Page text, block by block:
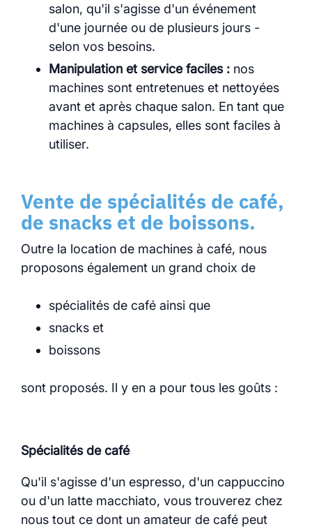
salon, qu'il s'agisse d'un événement
d'une journée ou de plusieurs jours -
selon vos besoins.
Manipulation et service faciles : nos
machines sont entretenues et nettoyées
avant et après chaque salon. En tant que
machines à capsules, elles sont faciles à
utiliser.
Vente de spécialités de café,
de snacks et de boissons.
Outre la location de machines à café, nous
proposons également un grand choix de
spécialités de café ainsi que
snacks et
boissons
sont proposés. Il y en a pour tous les goûts :
Spécialités de café
Qu'il s'agisse d'un espresso, d'un cappuccino
ou d'un latte macchiato, vous trouverez chez
nous tout ce dont un amateur de café peut